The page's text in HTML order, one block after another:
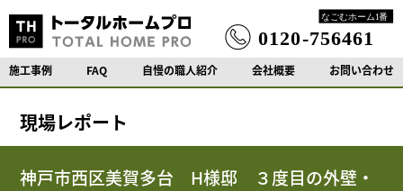
施工事例 FAQ 自慢の職人紹介 会社概要 お問い合わせ
現場レポート
神戸市西区美賀多台 H様邸 ３度目の外壁・